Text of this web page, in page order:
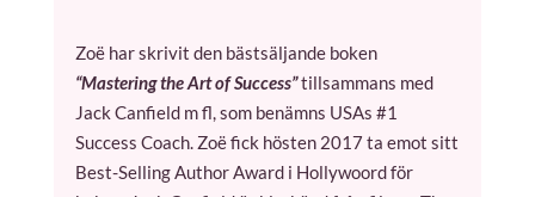
Zoë har skrivit den bästsäljande boken
“Mastering the Art of Success”tillsammans med
Jack Canfield m fl, som benämns USAs #1
Success Coach. Zoë fick hösten 2017 ta emot sitt
Best-Selling Author Award i Hollywoord för